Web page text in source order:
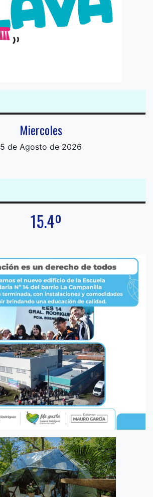
Miercoles
5 de Agosto de 2026
15.4º